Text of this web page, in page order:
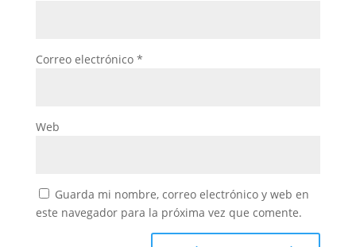
Correo electrónico *
Web
Guarda mi nombre, correo electrónico y web en
este navegador para la próxima vez que comente.